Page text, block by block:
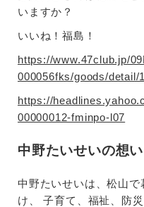
いますか？
いいね！福島！
https://www.47club.jp/
000056fks/goods/detail/
https://
00000012-fminpo-l07
中野たいせいの想い
中野たいせいは、松山
け、 子育て、福祉、防